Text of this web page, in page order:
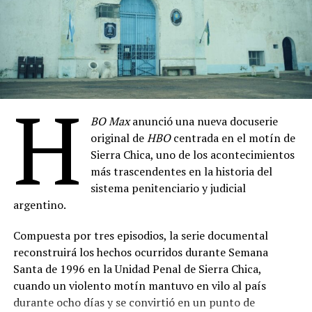
Elenco principal: Manuela Viale, Pablo Yotich, Magui
Bravi, Alejandro Fiore
Elenco: Juan Paya, Gabriel Almirón, Luly Drozdek,
Selene Moscardi, Mosquito Sancineto, Nazareno
Laborato, Griselda Rappi, Belén Tassi, Charly Issa,
Dirección de fotografía: Davin Bog
Dirección de arte: Lucas Pérez
Montaje: Ramiro Romero
Música: Marcelo Bormida, Valenti Liendo
Producción ejecutiva: Hugo Armoa, Magui Bravi,
Manuela Viale, Pablo Yotich, Alejandro Fiore
Prensa: Kevin Melgar
Primera Ministra– 4 de agosto
Monstruos de Dios– 6 de agosto
Peter Frederiksen: Anatomía de un Monstruo –
7 de agosto
Seattle Seahawks, Temporada 21– 8 de agosto
Casada con El Chapo: Emma Coronel Habla– 11
de agosto
La Esclava Sexual– 14 de agosto
Conan O’Brien de Visita, Temporada 3
Guerra de Bandas: Oslo– 28 de agosto
(Fuente: televison.com.ar)
Comparte esto:
H BO Maxanunció una nueva docuserie
original deHBOcentrada en el motín de
Sierra Chica, uno de los acontecimientos
más trascendentes en la historia del
sistema penitenciario y judicial
argentino.
Compuesta por tres episodios, la serie documental
reconstruirá los hechos ocurridos durante Semana
Santa de 1996 en la Unidad Penal de Sierra Chica,
cuando un violento motín mantuvo en vilo al país
durante ocho días y se convirtió en un punto de